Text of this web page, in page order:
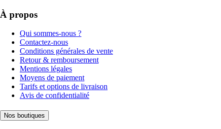
À propos
Qui sommes-nous ?
Contactez-nous
Conditions générales de vente
Retour & remboursement
Mentions légales
Moyens de paiement
Tarifs et options de livraison
Avis de confidentialité
Nos boutiques